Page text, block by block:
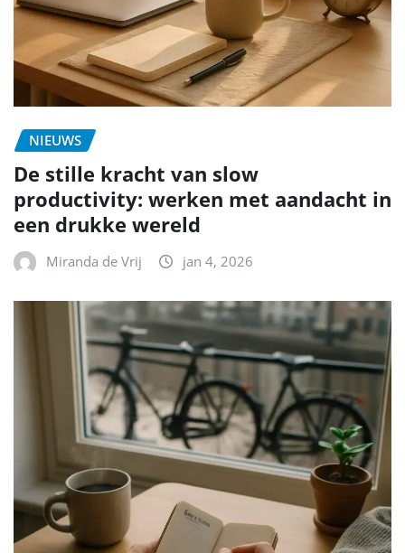
NIEUWS
De stille kracht van slow
productivity: werken met aandacht in
een drukke wereld
Miranda de Vrij jan 4, 2026